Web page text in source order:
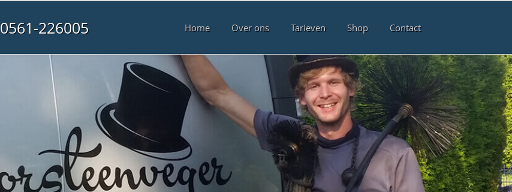
0561-226005 Home Over ons Tarieven Shop Contact